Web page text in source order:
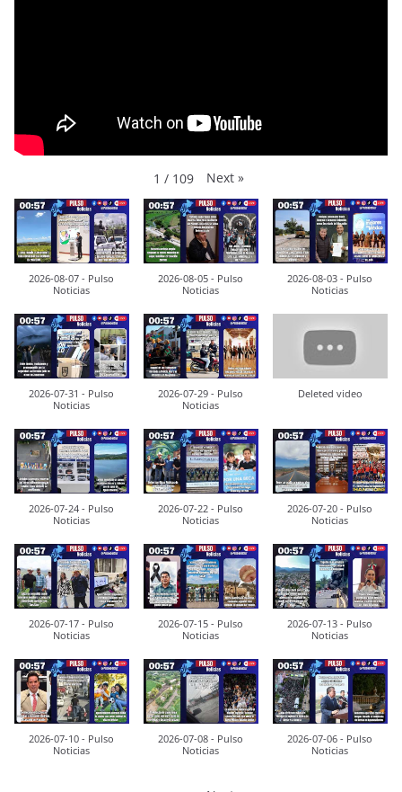
1 / 109 Next »
2026-08-07 - Pulso
Noticias
2026-08-05 - Pulso
Noticias
2026-08-03 - Pulso
Noticias
2026-07-31 - Pulso
Noticias
2026-07-29 - Pulso
Noticias
Deleted video
2026-07-24 - Pulso
Noticias
2026-07-22 - Pulso
Noticias
2026-07-20 - Pulso
Noticias
2026-07-17 - Pulso
Noticias
2026-07-15 - Pulso
Noticias
2026-07-13 - Pulso
Noticias
2026-07-10 - Pulso
Noticias
2026-07-08 - Pulso
Noticias
2026-07-06 - Pulso
Noticias